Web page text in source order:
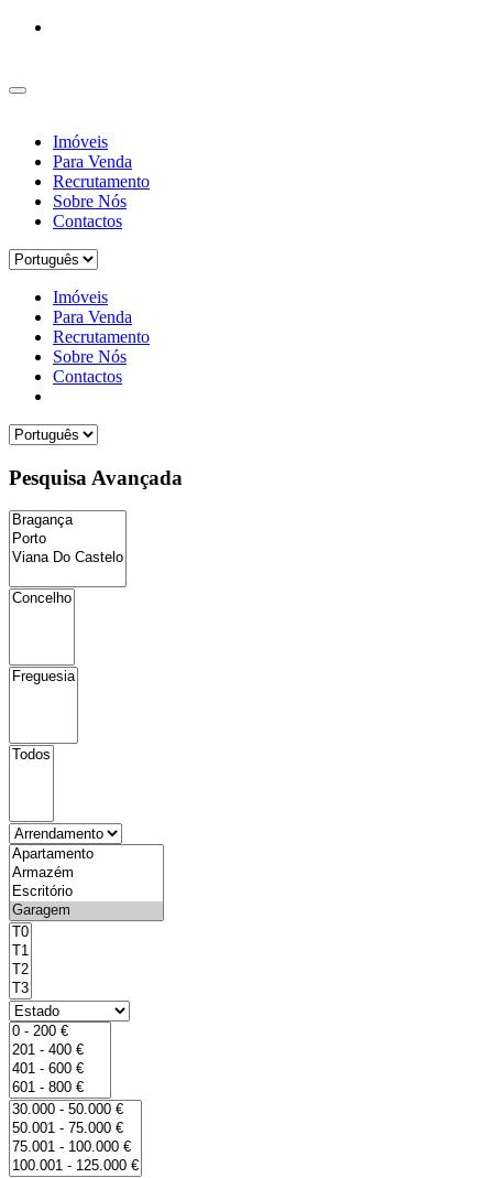
Imóveis
Para Venda
Recrutamento
Sobre Nós
Contactos
Imóveis
Para Venda
Recrutamento
Sobre Nós
Contactos
Pesquisa Avançada